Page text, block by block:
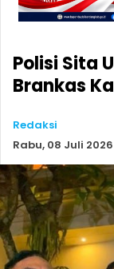
Polisi Sita
Brankas
Redaksi
Rabu, 08 Juli 2026